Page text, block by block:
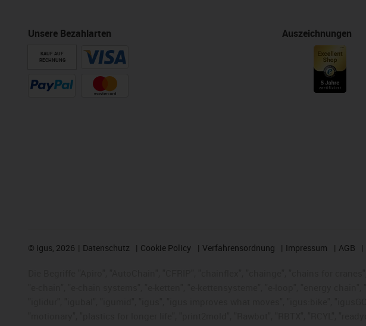
Unsere Bezahlarten
KAUF AUF
RECHNUNG
Auszeichnungen
© igus, 2026 Datenschutz Cookie Policy Verfahrensordnung Impressum AGB